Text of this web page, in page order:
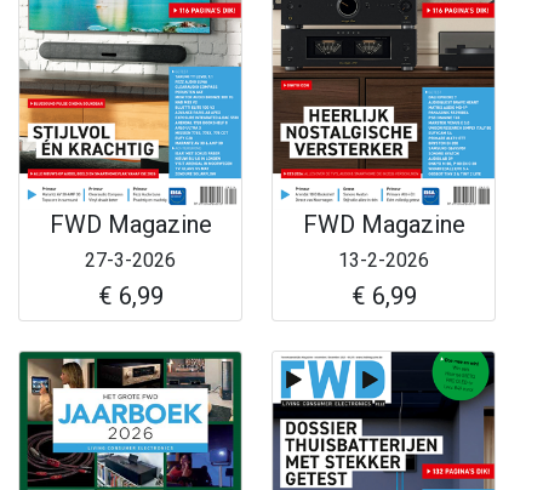
FWD Magazine
27-3-2026
€ 6,99
FWD Magazine
13-2-2026
€ 6,99